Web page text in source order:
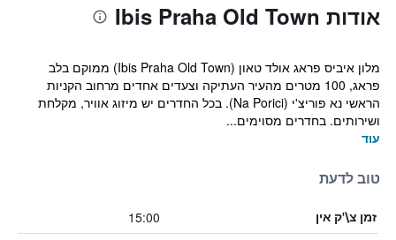
אודות Ibis Praha Old Town
מלון איביס פראג אולד טאון (Ibis Praha Old Town) ממוקם בלב
פראג, 100 מטרים מהעיר העתיקה וצעדים אחדים מרחוב הקניות
הראשי נא פוריצ'י (Na Porici). בכל החדרים יש מיזוג אוויר, מקלחת
ושירותים. בחדרים מסוימים...
עוד
טוב לדעת
זמן צ\'ק אין 15:00